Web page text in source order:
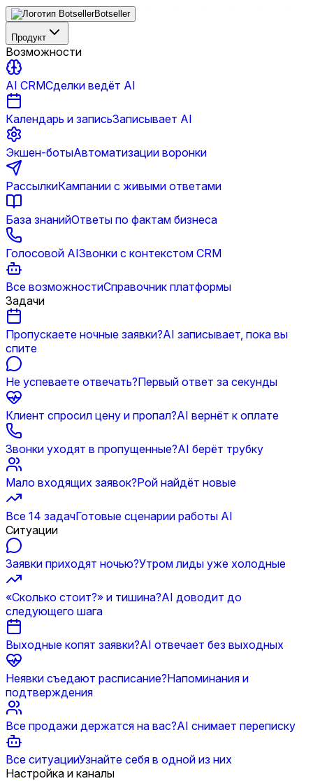
Botseller
Продукт
Возможности
AI CRMСделки ведёт AI
Календарь и записьЗаписывает AI
Экшен-ботыАвтоматизации воронки
РассылкиКампании с живыми ответами
База знанийОтветы по фактам бизнеса
Голосовой AIЗвонки с контекстом CRM
Все возможностиСправочник платформы
Задачи
Пропускаете ночные заявки?AI записывает, пока вы
спите
Не успеваете отвечать?Первый ответ за секунды
Клиент спросил цену и пропал?AI вернёт к оплате
Звонки уходят в пропущенные?AI берёт трубку
Мало входящих заявок?Рой найдёт новые
Все 14 задачГотовые сценарии работы AI
Ситуации
Заявки приходят ночью?Утром лиды уже холодные
«Сколько стоит?» и тишина?AI доводит до
следующего шага
Выходные копят заявки?AI отвечает без выходных
Неявки съедают расписание?Напоминания и
подтверждения
Все продажи держатся на вас?AI снимает переписку
Все ситуацииУзнайте себя в одной из них
Настройка и каналы